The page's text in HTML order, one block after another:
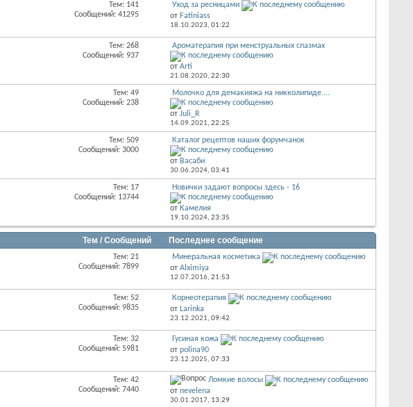
Тем: 141
Сообщений: 41295
Уход за ресницами
от Fatiniass
18.10.2023, 01:22
Тем: 268
Сообщений: 937
Ароматерапия при менструальных спазмах
от Arti
21.08.2020, 22:30
Тем: 49
Сообщений: 238
Молочко для демакияжа на никколипиде....
от Juli_R
14.09.2021, 22:25
Тем: 509
Сообщений: 3000
Каталог рецептов наших форумчанок
от Васаби
30.06.2024, 03:41
Тем: 17
Сообщений: 13744
Новички задают вопросы здесь - 16
от Камелия
19.10.2024, 23:35
Тем / Сообщений Последнее сообщение
Тем: 21
Сообщений: 7899
Минеральная косметика
от Alximiya
12.07.2016, 21:53
Тем: 52
Сообщений: 9835
Корнеотерапия
от Larinka
23.12.2021, 09:42
Тем: 32
Сообщений: 5981
Гусиная кожа
от polina90
23.12.2025, 07:33
Тем: 42
Сообщений: 7440
Ломкие волосы
от nevelena
30.01.2017, 13:29